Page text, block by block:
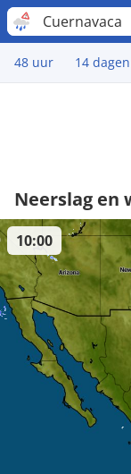
Cuernavaca
48 uur 14 dagen
Neerslag en
10:00